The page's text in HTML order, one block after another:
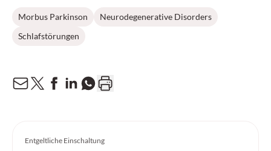
Morbus Parkinson
Neurodegenerative Disorders
Schlafstörungen
Entgeltliche Einschaltung